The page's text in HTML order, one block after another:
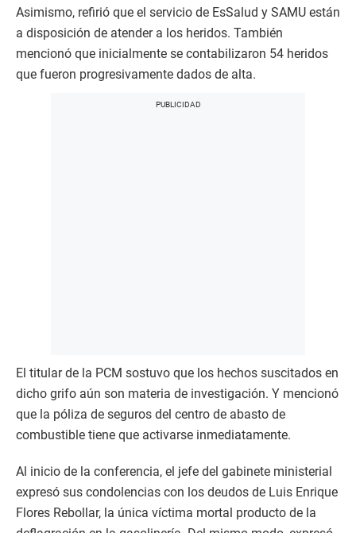
Asimismo, refirió que el servicio de EsSalud y SAMU están
a disposición de atender a los heridos. También
mencionó que inicialmente se contabilizaron 54 heridos
que fueron progresivamente dados de alta.
El titular de la PCM sostuvo que los hechos suscitados en
dicho grifo aún son materia de investigación. Y mencionó
que la póliza de seguros del centro de abasto de
combustible tiene que activarse inmediatamente.
Al inicio de la conferencia, el jefe del gabinete ministerial
expresó sus condolencias con los deudos de Luis Enrique
Flores Rebollar, la única víctima mortal producto de la